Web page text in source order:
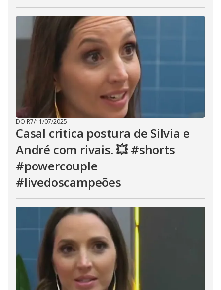
DO R7/11/07/2025
Casal critica postura de Silvia e
André com rivais. 💥 #shorts
#powercouple
#livedoscampeões